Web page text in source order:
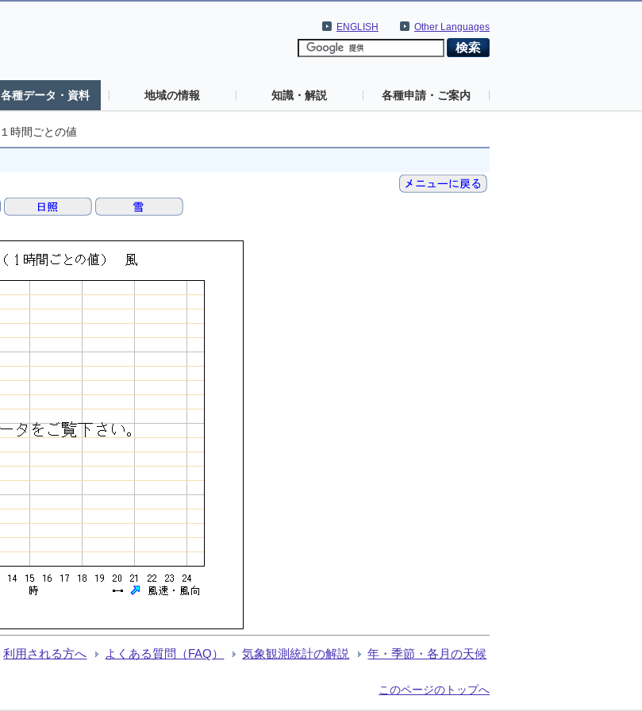
Other Languages
ENGLISH
各種データ・資料 地域の情報 知識・解説 各種申請・ご案内
１時間ごとの値
利用される方へ よくある質問（FAQ） 気象観測統計の解説 年・季節・各月の天候
このページのトップへ